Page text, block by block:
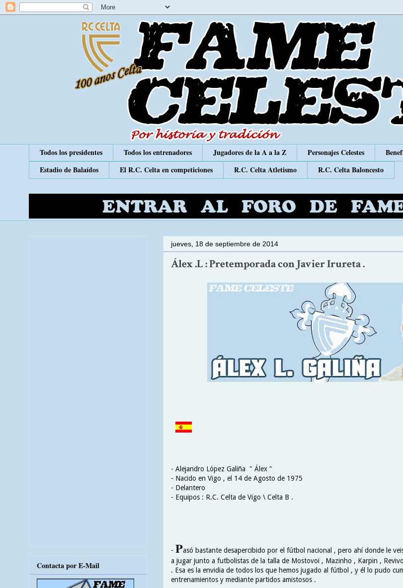
Todos los presidentes Todos los entrenadores Jugadores de la A a la Z Personajes Celestes
Estadio de Balaídos
El R.C. Celta en competiciones R.C. Celta Atletismo R.C. Celta Baloncesto
jueves, 18 de septiembre de 2014
Álex .L : Pretemporada con Javier Irureta .
- Alejandro López Galiña " Álex "
- Nacido en Vigo , el 14 de Agosto de 1975
- Delantero
- Equipos : R.C. Celta de Vigo \ Celta B .
- Pasó bastante desapercibido por el fútbol nacional , pero ahí donde le
a jugar junto a futbolistas de la talla de Mostovoi , Mazinho , Karpin ,
. Esa es la envidia de todos los que hemos jugado al fútbol , y él lo pudo
entrenamientos y mediante partidos amistosos .
Contacta por E-Mail